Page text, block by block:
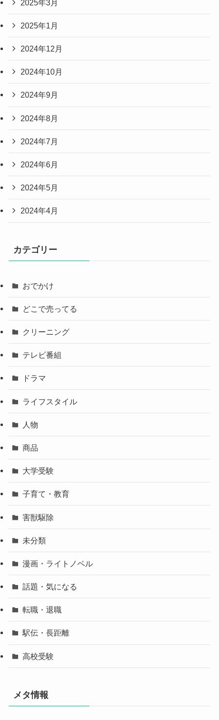
2025年3月
2025年1月
2024年12月
2024年10月
2024年9月
2024年8月
2024年7月
2024年6月
2024年5月
2024年4月
カテゴリー
おでかけ
どこで売ってる
クリーニング
テレビ番組
ドラマ
ライフスタイル
人物
商品
大学受験
子育て・教育
害獣駆除
未分類
漫画・ライトノベル
話題・気になる
転職・退職
駅伝・長距離
高校受験
メタ情報